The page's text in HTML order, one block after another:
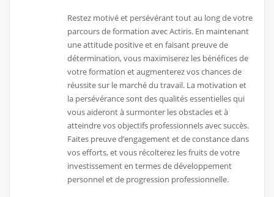
Restez motivé et persévérant tout au long de votre
parcours de formation avec Actiris. En maintenant
une attitude positive et en faisant preuve de
détermination, vous maximiserez les bénéfices de
votre formation et augmenterez vos chances de
réussite sur le marché du travail. La motivation et
la persévérance sont des qualités essentielles qui
vous aideront à surmonter les obstacles et à
atteindre vos objectifs professionnels avec succès.
Faites preuve d’engagement et de constance dans
vos efforts, et vous récolterez les fruits de votre
investissement en termes de développement
personnel et de progression professionnelle.